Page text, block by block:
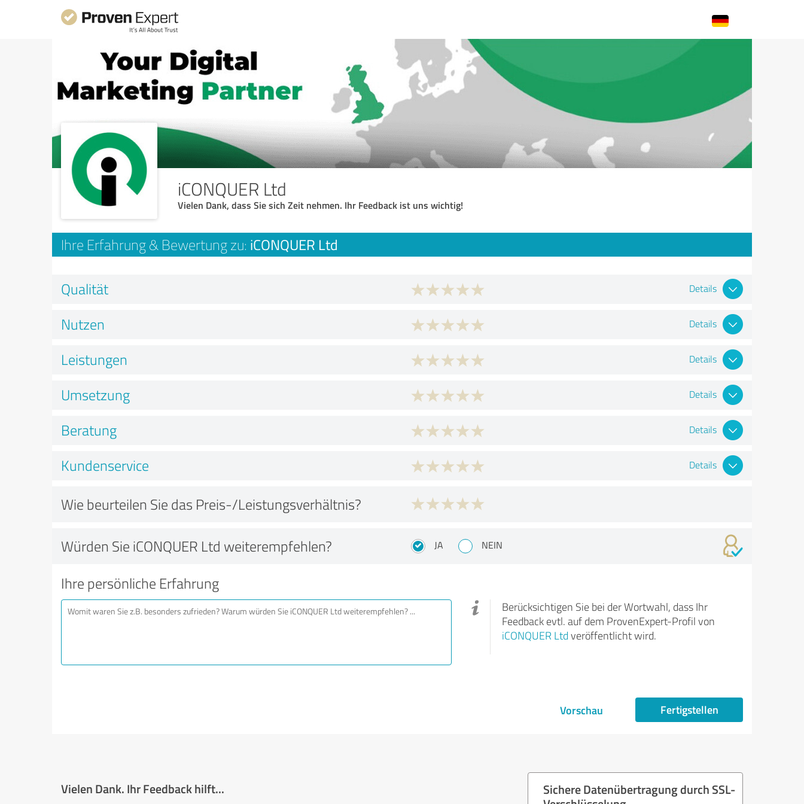
iCONQUER Ltd
Vielen Dank, dass Sie sich Zeit nehmen. Ihr Feedback ist uns wichtig!
Ihre Erfahrung & Bewertung zu: iCONQUER Ltd
Qualität Details
Nutzen Details
Leistungen Details
Umsetzung Details
Beratung Details
Kundenservice Details
Wie beurteilen Sie das Preis-/Leistungsverhältnis?
Würden Sie iCONQUER Ltd weiterempfehlen? JA NEIN
Ihre persönliche Erfahrung
Berücksichtigen Sie bei der Wortwahl, dass Ihr
Feedback evtl. auf dem ProvenExpert-Profil von
iCONQUER Ltd veröffentlicht wird.
Vorschau Fertigstellen
Vielen Dank. Ihr Feedback hilft...
Sichere Datenübertragung durch SSL-